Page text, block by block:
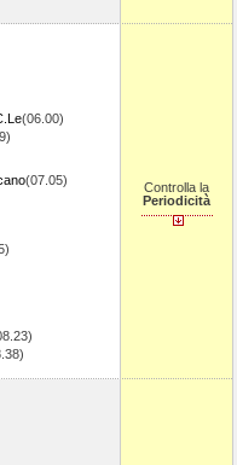
(06.00)
(07.05)
Controlla la
Periodicità